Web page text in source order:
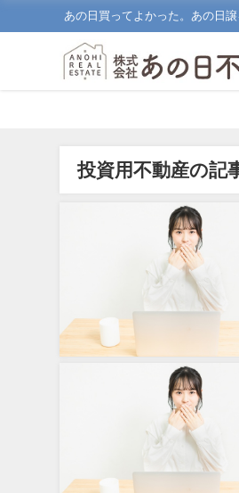
あの日買ってよかった。あの日
投資用不動産の記